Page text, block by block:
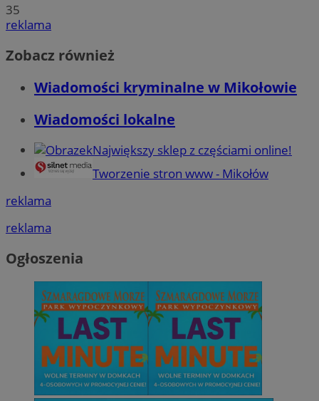
35
reklama
Zobacz również
Wiadomości kryminalne w Mikołowie
Wiadomości lokalne
Największy sklep z częściami online!
Tworzenie stron www - Mikołów
reklama
reklama
Ogłoszenia